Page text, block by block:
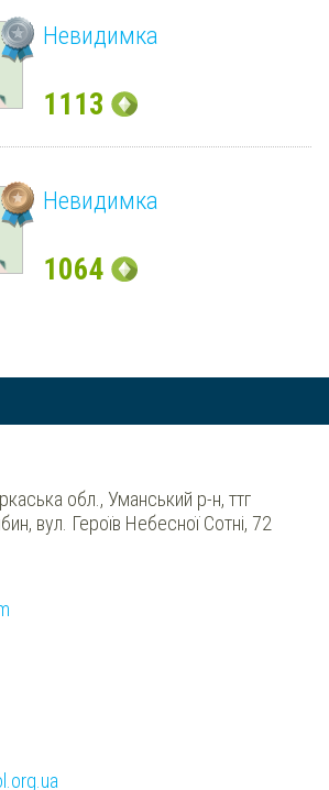
Невидимка
1113
Невидимка
1064
обл., Уманський р-н, ттг
вул. Героїв Небесної Сотні, 72